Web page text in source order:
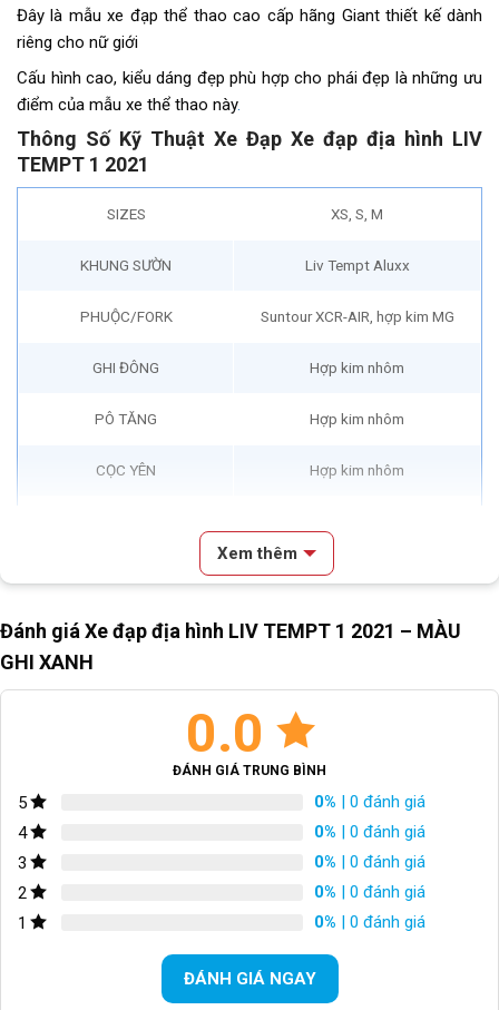
Đây là mẫu xe đạp thể thao cao cấp hãng Giant thiết kế dành
riêng cho nữ giới
Cấu hình cao, kiểu dáng đẹp phù hợp cho phái đẹp là những ưu
điểm của mẫu xe thể thao này.
Thông Số Kỹ Thuật Xe Đạp Xe đạp địa hình LIV
TEMPT 1 2021
SIZES XS, S, M
KHUNG SƯỜN Liv Tempt Aluxx
PHUỘC/FORK Suntour XCR-AIR, hợp kim MG
GHI ĐÔNG Hợp kim nhôm
PÔ TĂNG Hợp kim nhôm
CỌC YÊN Hợp kim nhôm
Shimano SLX 2*11S
Bộ chuyển đề trước/Front
Derailleur
Shimano SLX
Bộ chuyển đề sau/Rear
Shimano SLX 11S
Đĩa dầu Shimano
Shimano SLX 11-40T
Hợp kim nhôm 28/38T
Xem thêm
Đánh giá Xe đạp địa hình LIV TEMPT 1 2021 – MÀU
GHI XANH
0.0
ĐÁNH GIÁ TRUNG BÌNH
5 0% | 0 đánh giá
4
0% | 0 đánh giá
3
0% | 0 đánh giá
2
0% | 0 đánh giá
1
0% | 0 đánh giá
ĐÁNH GIÁ NGAY